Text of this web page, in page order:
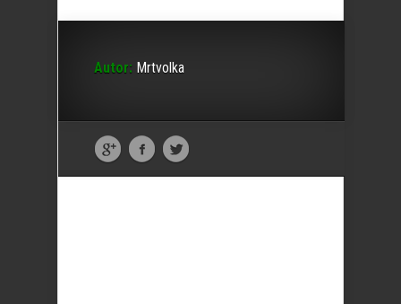
Autor: Mrtvolka